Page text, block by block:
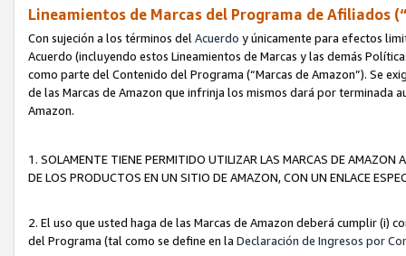
Lineamientos de Marcas del Programa de Afiliados
Con sujeción a los términos del Acuerdo y únicamente para efectos
Acuerdo (incluyendo estos Lineamientos de Marcas y las demás
como parte del Contenido del Programa (“Marcas de Amazon”). Se
de las Marcas de Amazon que infrinja los mismos dará por terminada
Amazon.
1. SOLAMENTE TIENE PERMITIDO UTILIZAR LAS MARCAS DE
DE LOS PRODUCTOS EN UN SITIO DE AMAZON, CON UN ENLACE
2. El uso que usted haga de las Marcas de Amazon deberá cumplir (i)
del Programa (tal como se define en la Declaración de Ingresos por